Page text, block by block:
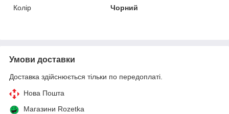
Колір
Чорний
Умови доставки
Доставка здійснюється тільки по передоплаті.
Нова Пошта
Магазини Rozetka